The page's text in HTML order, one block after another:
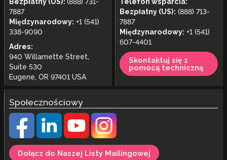
Bezpłatny (US): (888) 731-
7887
Międzynarodowy: +1 (541)
338-9090
Adres:
940 Willamette Street,
Suite 530
Eugene, OR 97401 USA
Telefon wsparcia:
Bezpłatny (US): (888) 713-
7887
Międzynarodowy: +1 (541)
607-4401
Skontaktuj się z
pomocą techniczną
Społecznościowy
Dołącz do Naszej Listy Mailingowej